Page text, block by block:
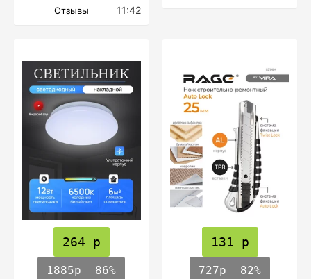
Отзывы 11:42
264 р
1885р -86%
131 р
727р -82%